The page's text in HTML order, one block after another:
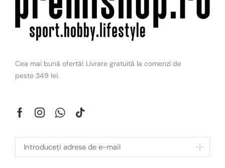
Cea mai bună ofertă! Livrare gratuită la comenzi de
peste 349 lei.